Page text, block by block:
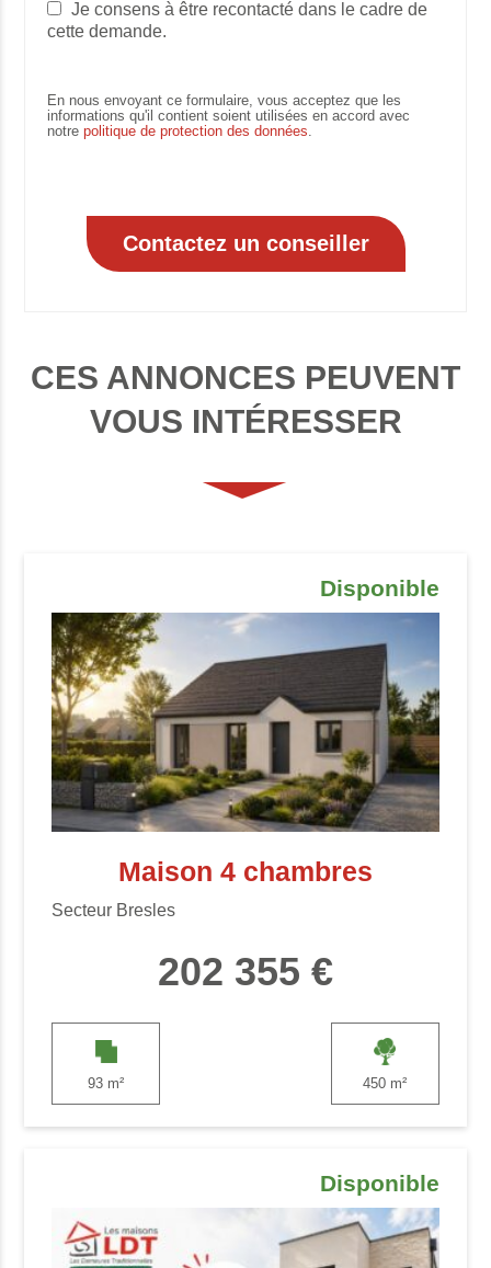
Je consens à être recontacté dans le cadre de
cette demande.
En nous envoyant ce formulaire, vous acceptez que les
informations qu'il contient soient utilisées en accord avec
notrepolitique de protection des données.
CES ANNONCES PEUVENT
VOUS INTÉRESSER
Disponible
Maison 4 chambres
Secteur Bresles
202 355 €
93 m² 450 m²
Disponible